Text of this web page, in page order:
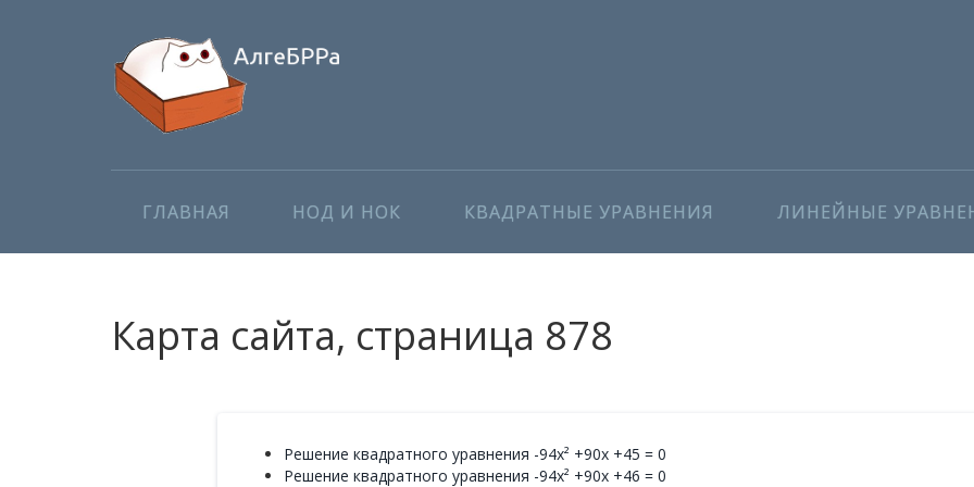
ГЛАВНАЯ НОД И НОК КВАДРАТНЫЕ УРАВНЕНИЯ ЛИНЕЙНЫЕ
Карта сайта, страница 878
Решение квадратного уравнения -94x² +90x +45 = 0
Решение квадратного уравнения -94x² +90x +46 = 0